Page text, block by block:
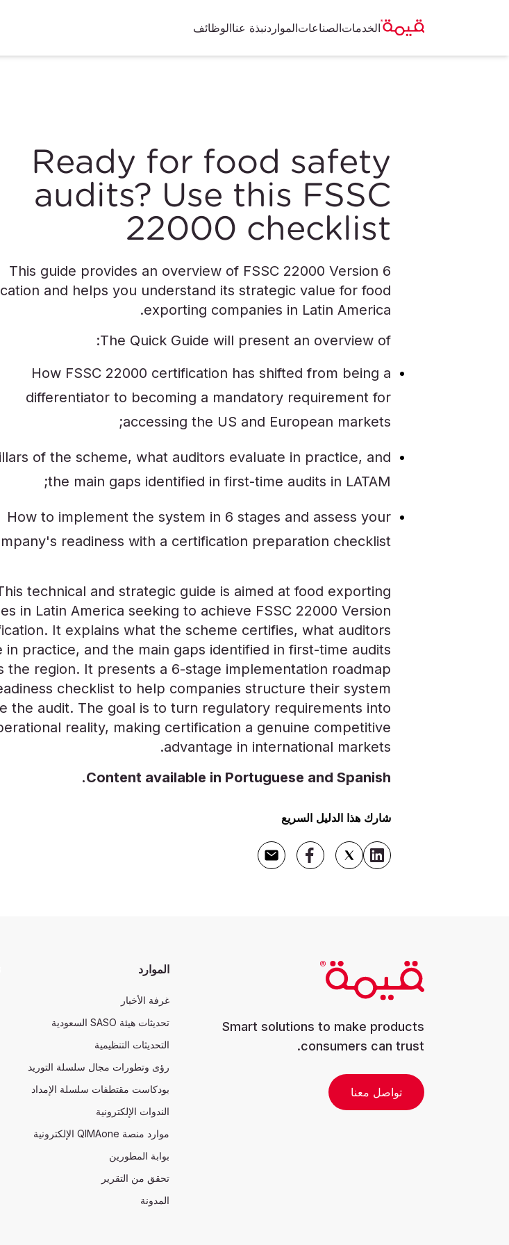
الخدماتالصناعاتالمواردنبذة عناالوظائف
Ready for food safety
audits? Use this FSSC
22000 checklist
This guide provides an overview of FSSC 22000 Version 6
and helps you understand its strategic value for food
exporting companies in Latin America.
The Quick Guide will present an overview of:
How FSSC 22000 certification has shifted from being a
differentiator to becoming a mandatory requirement for
accessing the US and European markets;
of the scheme, what auditors evaluate in practice, and
the main gaps identified in first-time audits in LATAM;
How to implement the system in 6 stages and assess your
readiness with a certification preparation checklist.
technical and strategic guide is aimed at food exporting
in Latin America seeking to achieve FSSC 22000 Version
It explains what the scheme certifies, what auditors
in practice, and the main gaps identified in first-time audits
the region. It presents a 6-stage implementation roadmap
checklist to help companies structure their system
the audit. The goal is to turn regulatory requirements into
reality, making certification a genuine competitive
advantage in international markets.
Content available in Portuguese and Spanish.
شارك هذا الدليل السريع
Smart solutions to make products
consumers can trust.
تواصل معنا
الموارد
غرفة الأخبار
تحديثات هيئة SASO السعودية
التحديثات التنظيمية
رؤى وتطورات مجال سلسلة التوريد
بودكاست مقتطفات سلسلة الإمداد
الندوات الإلكترونية
موارد منصة QIMAone الإلكترونية
بوابة المطورين
تحقق من التقرير
المدونة